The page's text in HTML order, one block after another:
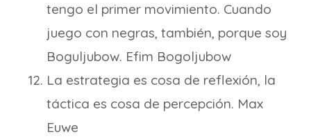
tengo el primer movimiento. Cuando
juego con negras, también, porque soy
Boguljubow. Efim Bogoljubow
La estrategia es cosa de reflexión, la
táctica es cosa de percepción. Max
Euwe